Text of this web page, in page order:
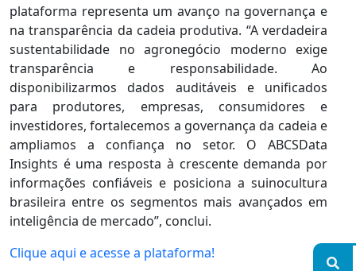
plataforma representa um avanço na governança e
na transparência da cadeia produtiva. “A verdadeira
sustentabilidade no agronegócio moderno exige
transparência e responsabilidade. Ao
disponibilizarmos dados auditáveis e unificados
para produtores, empresas, consumidores e
investidores, fortalecemos a governança da cadeia e
ampliamos a confiança no setor. O ABCSData
Insights é uma resposta à crescente demanda por
informações confiáveis e posiciona a suinocultura
brasileira entre os segmentos mais avançados em
inteligência de mercado”, conclui.
Clique aqui e acesse a plataforma!